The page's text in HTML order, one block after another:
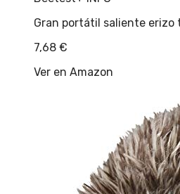
Gran portátil saliente erizo
7,68 €
Ver en Amazon